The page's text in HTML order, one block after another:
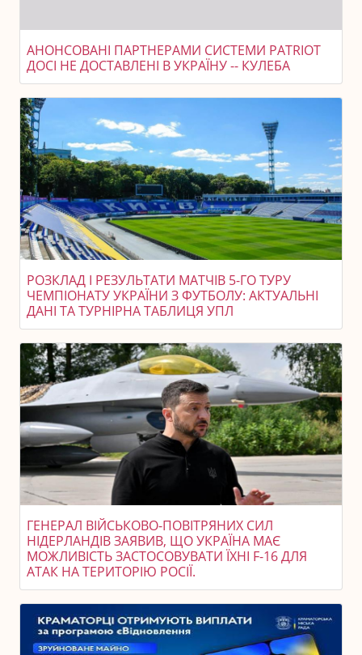
АНОНСОВАНІ ПАРТНЕРАМИ СИСТЕМИ PATRIOT
ДОСІ НЕ ДОСТАВЛЕНІ В УКРАЇНУ -- КУЛЕБА
РОЗКЛАД І РЕЗУЛЬТАТИ МАТЧІВ 5-ГО ТУРУ
ЧЕМПІОНАТУ УКРАЇНИ З ФУТБОЛУ: АКТУАЛЬНІ
ДАНІ ТА ТУРНІРНА ТАБЛИЦЯ УПЛ
ГЕНЕРАЛ ВІЙСЬКОВО-ПОВІТРЯНИХ СИЛ
НІДЕРЛАНДІВ ЗАЯВИВ, ЩО УКРАЇНА МАЄ
МОЖЛИВІСТЬ ЗАСТОСОВУВАТИ ЇХНІ F-16 ДЛЯ
АТАК НА ТЕРИТОРІЮ РОСІЇ.